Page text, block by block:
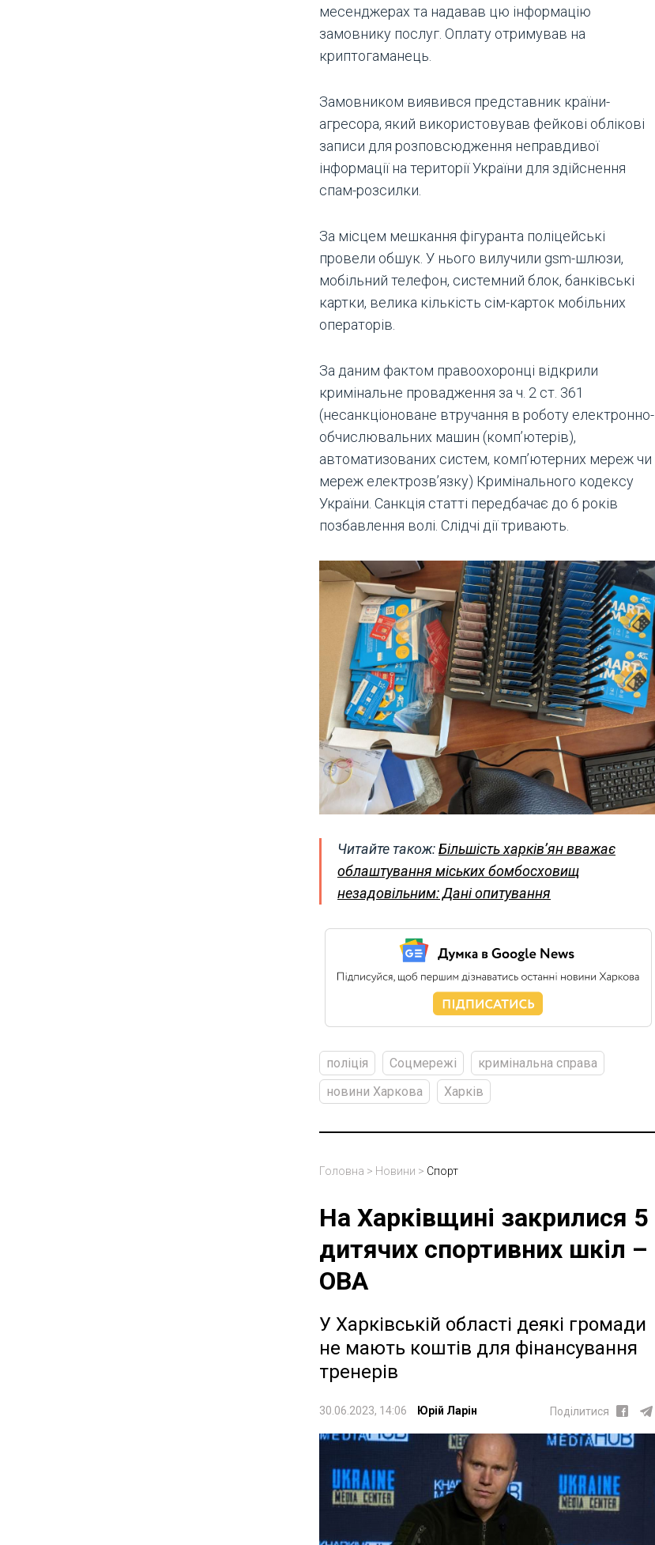
месенджерах та надавав цю інформацію
замовнику послуг. Оплату отримував на
криптогаманець.
Замовником виявився представник країни-
агресора, який використовував фейкові облікові
записи для розповсюдження неправдивої
інформації на території України для здійснення
спам-розсилки.
За місцем мешкання фігуранта поліцейські
провели обшук. У нього вилучили gsm-шлюзи,
мобільний телефон, системний блок, банківські
картки, велика кількість сім-карток мобільних
операторів.
За даним фактом правоохоронці відкрили
кримінальне провадження за ч. 2 ст. 361
(несанкціоноване втручання в роботу електронно-
обчислювальних машин (комп’ютерів),
автоматизованих систем, комп’ютерних мереж чи
мереж електрозв’язку) Кримінального кодексу
України. Санкція статті передбачає до 6 років
позбавлення волі. Слідчі дії тривають.
Читайте також:Більшість харків’ян вважає
облаштування міських бомбосховищ
незадовільним: Дані опитування
поліція Соцмережі
кримінальна справа
новини Харкова
Харків
Головна > Новини > Спорт
На Харківщині закрилися 5
дитячих спортивних шкіл –
ОВА
У Харківській області деякі громади
не мають коштів для фінансування
тренерів
30.06.2023, 14:06 Юрій Ларін Поділитися